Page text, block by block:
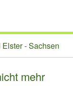
- Sachsen
mehr